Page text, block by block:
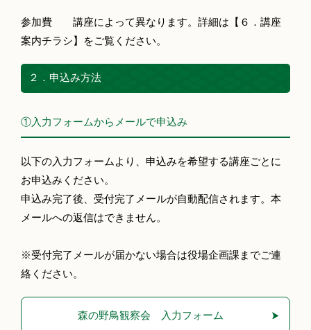
参加費 講座によって異なります。詳細は【６．講座
案内チラシ】をご覧ください。
２．申込み方法
①入力フォームからメールで申込み
以下の入力フォームより、申込みを希望する講座ごとに
お申込みください。
申込み完了後、受付完了メールが自動配信されます。本
メールへの返信はできません。
※受付完了メールが届かない場合は役場企画課までご連
絡ください。
森の野鳥観察会 入力フォーム